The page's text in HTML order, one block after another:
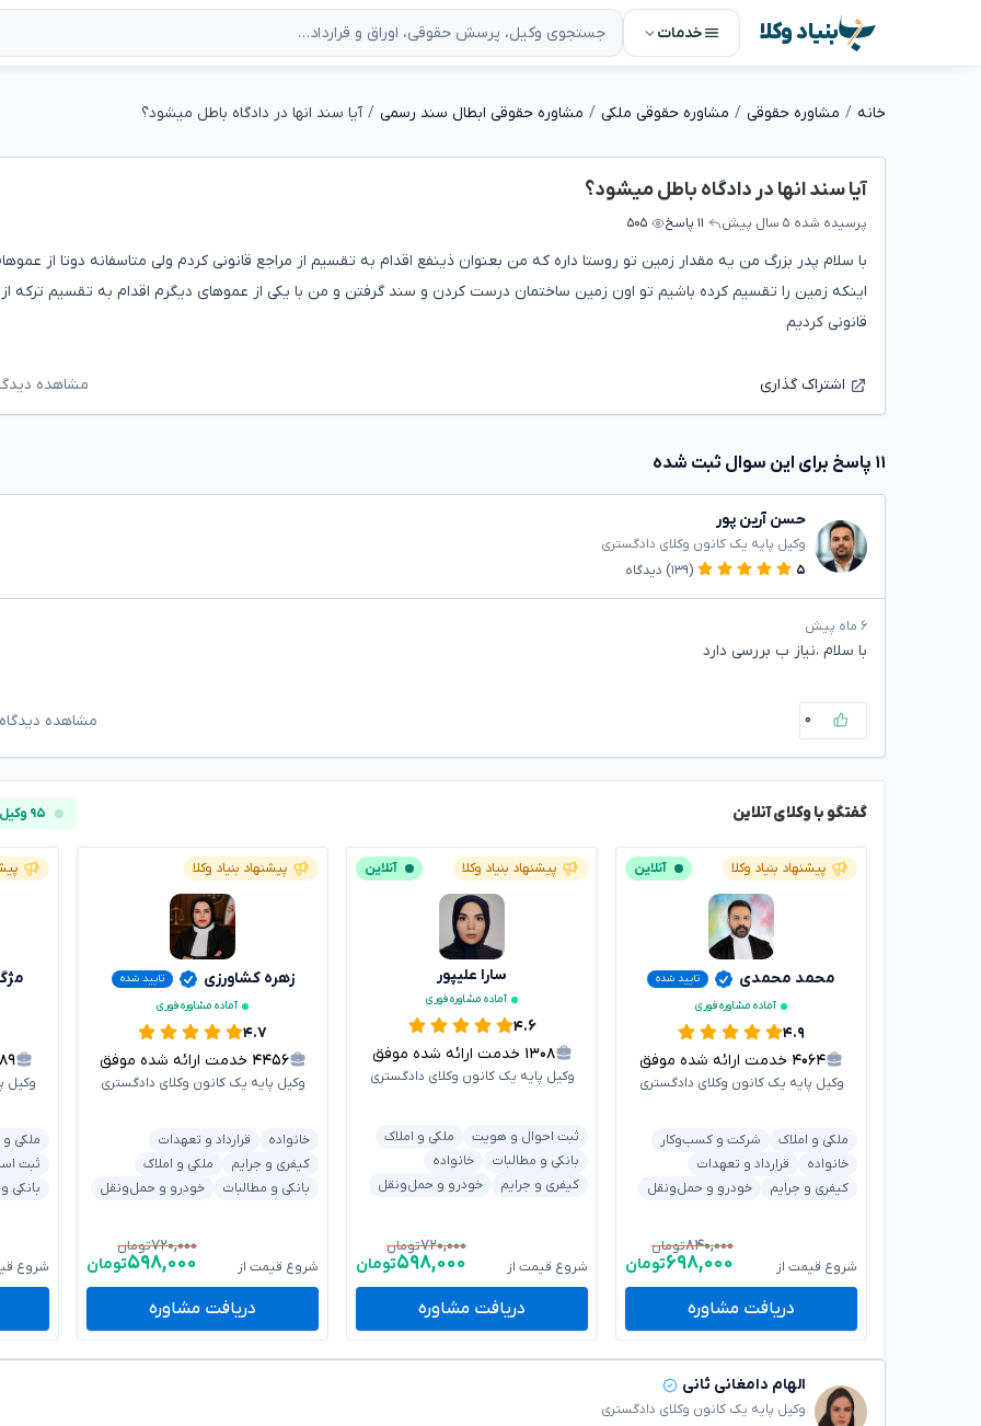
بنیاد وکلا خدمات
خانه مشاوره حقوقی مشاوره حقوقی ملکی مشاوره حقوقی ابطال سند رسمی آیا سند انها در دادگاه باطل میشود؟
آیا سند انها در دادگاه باطل میشود؟
پرسیده شده ۵ سال پیش ۱۱ پاسخ ۵۰۵
با سلام پدر بزرگ من یه مقدار زمین تو روستا داره که من بعنوان ذینفع اقدام به تقسیم از مراجع قانونی کردم ولی متاسفانه دوتا از
اینکه زمین را تقسیم کرده باشیم تو اون زمین ساختمان درست کردن و سند گرفتن و من با یکی از عموهای دیگرم اقدام به تقسیم ترکه از
قانونی کردیم
اشتراک گذاری مشاهده
۱۱ پاسخ برای این سوال ثبت شده
حسن آرین پور
وکیل پایه یک کانون وکلای دادگستری
۵
(۱۳۹) دیدگاه
۶ ماه پیش
با سلام ،نیاز ب بررسی دارد
۰ مشاهده
گفتگو با وکلای آنلاین ۹۵ وکیل آنلاین
پیشنهاد بنیاد وکلا آنلاین
محمد محمدی
تایید شده
آماده مشاوره فوری
۴.۹
۴۰۶۴ خدمت ارائه شده موفق
وکیل پایه یک کانون وکلای دادگستری
ملکی و املاک
شرکت و کسب‌وکار
خانواده
قرارداد و تعهدات
کیفری و جرایم
خودرو و حمل‌ونقل
شروع قیمت از
۸۴۰,۰۰۰تومان
۶۹۸,۰۰۰تومان
دریافت مشاوره
پیشنهاد بنیاد وکلا آنلاین
سارا علیپور
آماده مشاوره فوری
۴.۶
۱۳۰۸ خدمت ارائه شده موفق
وکیل پایه یک کانون وکلای دادگستری
ثبت احوال و هویت
ملکی و املاک
بانکی و مطالبات
خانواده
کیفری و جرایم
خودرو و حمل‌ونقل
شروع قیمت از
۷۲۰,۰۰۰تومان
۵۹۸,۰۰۰تومان
دریافت مشاوره
پیشنهاد بنیاد وکلا
زهره کشاورزی
تایید شده
آماده مشاوره فوری
۴.۷
۴۴۵۶ خدمت ارائه شده موفق
وکیل پایه یک کانون وکلای دادگستری
خانواده
قرارداد و تعهدات
کیفری و جرایم
ملکی و املاک
بانکی و مطالبات
خودرو و حمل‌ونقل
شروع قیمت از
۷۲۰,۰۰۰تومان
۵۹۸,۰۰۰تومان
دریافت مشاوره
وکیل
ملکی و
ثبت
بانکی
شروع
الهام دامغانی ثانی
وکیل پایه یک کانون وکلای دادگستری